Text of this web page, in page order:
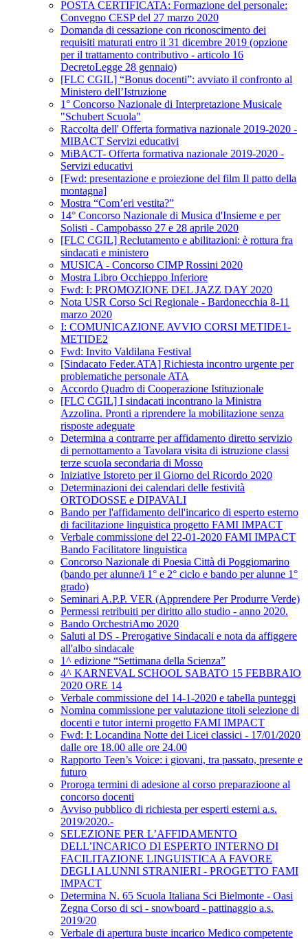
POSTA CERTIFICATA: Formazione del personale:
Convegno CESP del 27 marzo 2020
Domanda di cessazione con riconoscimento dei
requisiti maturati entro il 31 dicembre 2019 (opzione
per il trattamento contributivo - articolo 16
DecretoLegge 28 gennaio)
[FLC CGIL] “Bonus docenti”: avviato il confronto al
Ministero dell’Istruzione
1° Concorso Nazionale di Interpretazione Musicale
"Schubert Scuola"
Raccolta dell' Offerta formativa nazionale 2019-2020 -
MIBACT Servizi educativi
MiBACT- Offerta formativa nazionale 2019-2020 -
Servizi educativi
[Fwd: presentazione e proiezione del film Il patto della
montagna]
Mostra “Com’eri vestita?”
14° Concorso Nazionale di Musica d'Insieme e per
Solisti - Campobasso 27 e 28 aprile 2020
[FLC CGIL] Reclutamento e abilitazioni: è rottura fra
sindacati e ministero
MUSICA - Concorso CIMP Rossini 2020
Mostra Libro Occhieppo Inferiore
Fwd: I: PROMOZIONE DEL JAZZ DAY 2020
Nota USR Corso Sci Regionale - Bardonecchia 8-11
marzo 2020
I: COMUNICAZIONE AVVIO CORSI METIDE1-
METIDE2
Fwd: Invito Valdilana Festival
[Sindacato Feder.ATA] Richiesta incontro urgente per
problematiche personale ATA
Accordo Quadro di Cooperazione Istituzionale
[FLC CGIL] I sindacati incontrano la Ministra
Azzolina. Pronti a riprendere la mobilitazione senza
risposte adeguate
Determina a contrarre per affidamento diretto servizio
di pernottamento a Tavolara visita di istruzione classi
terze scuola secondaria di Mosso
Iniziative Istoreto per il Giorno del Ricordo 2020
Determinazioni dei calendari delle festività
ORTODOSSE e DIPAVALI
Bando per l'affidamento dell'incarico di esperto esterno
di facilitazione linguistica progetto FAMI IMPACT
Verbale commissione del 22-01-2020 FAMI IMPACT
Bando Facilitatore linguistica
Concorso Nazionale di Poesia Città di Poggiomarino
(bando per alunne/i 1° e 2° ciclo e bando per alunne 1°
grado)
Seminari A.P.P. VER (Apprendere Per Produrre Verde)
Permessi retribuiti per diritto allo studio - anno 2020.
Bando OrchestriAmo 2020
Saluti al DS - Prerogative Sindacali e nota da affiggere
all'albo sindacale
1^ edizione “Settimana della Scienza”
4^ KARNEVAL SCHOOL SABATO 15 FEBBRAIO
2020 ORE 14
Verbale commissione del 14-1-2020 e tabella punteggi
Nomina commissione per valutazione titoli selezione di
docenti e tutor interni progetto FAMI IMPACT
Fwd: I: Locandina Notte dei Licei classici - 17/01/2020
dalle ore 18.00 alle ore 24.00
Rapporto Teen’s Voice: i giovani, tra passato, presente e
futuro
Proroga termini di adesione al corso preparazioone al
concorso docenti
Avviso pubblico di richiesta per esperti esterni a.s.
2019/2020.-
SELEZIONE PER L’AFFIDAMENTO
DELL’INCARICO DI ESPERTO INTERNO DI
FACILITAZIONE LINGUISTICA A FAVORE
DEGLI ALUNNI STRANIERI - PROGETTO FAMI
IMPACT
Determina N. 65 Scuola Italiana Sci Bielmonte - Oasi
Zegna Corso di sci - snowboard - pattinaggio a.s.
2019/20
Verbale di apertura buste incarico Medico competente